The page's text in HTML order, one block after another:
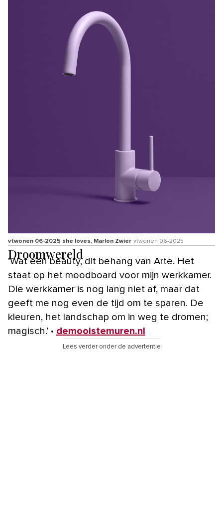
vtwonen 06-2025 she loves, Marlon Zwier vtwonen 06-2025
Droomwereld
‘Wat een beauty, dit behang van Arte. Het
staat op het moodboard voor mijn werkkamer.
Die werkkamer is nog lang niet af, maar dat
geeft me nog even de tijd om te sparen. De
kleuren, het landschap om in weg te dromen;
magisch.’ • demooistemuren.nl
Lees verder onder de advertentie